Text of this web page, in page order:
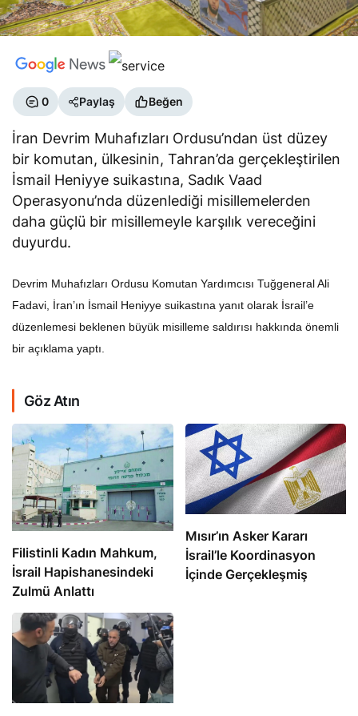
0 Paylaş Beğen
İran Devrim Muhafızları Ordusu’ndan üst düzey
bir komutan, ülkesinin, Tahran’da gerçekleştirilen
İsmail Heniyye suikastına, Sadık Vaad
Operasyonu’nda düzenlediği misillemelerden
daha güçlü bir misillemeyle karşılık vereceğini
duyurdu.
Devrim Muhafızları Ordusu Komutan Yardımcısı Tuğgeneral Ali
Fadavi, İran’ın İsmail Heniyye suikastına yanıt olarak İsrail’e
düzenlemesi beklenen büyük misilleme saldırısı hakkında önemli
bir açıklama yaptı.
Göz Atın
Filistinli Kadın Mahkum,
İsrail Hapishanesindeki
Zulmü Anlattı
Mısır’ın Asker Kararı
İsrail’le Koordinasyon
İçinde Gerçekleşmiş